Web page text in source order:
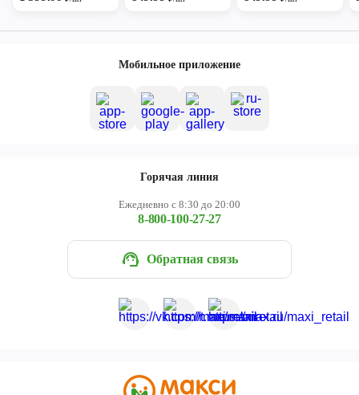
Мобильное приложение
Горячая линия
Ежедневно с 8:30 до 20:00
8-800-100-27-27
Обратная связь